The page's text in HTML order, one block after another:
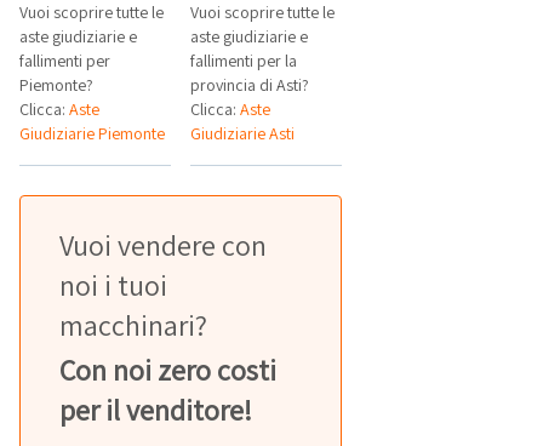
Vuoi scoprire tutte le
aste giudiziarie e
fallimenti per
Piemonte?
Clicca: Aste
Giudiziarie Piemonte
Vuoi scoprire tutte le
aste giudiziarie e
fallimenti per la
provincia di Asti?
Clicca:Aste
Giudiziarie Asti
Vuoi vendere con
noi i tuoi
macchinari?
Con noi zero costi
per il venditore!